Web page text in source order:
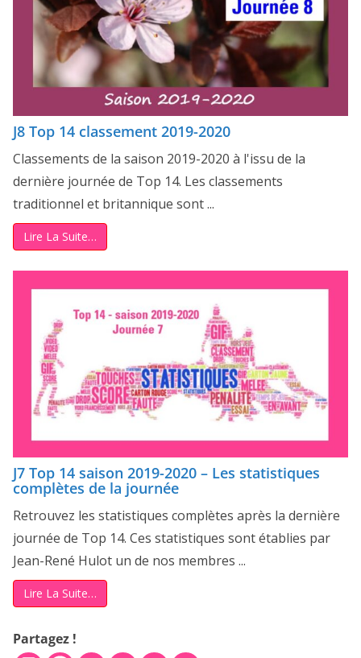
J8 Top 14 classement 2019-2020
Classements de la saison 2019-2020 à l'issu de la
dernière journée de Top 14. Les classements
traditionnel et britannique sont ...
Lire La Suite…
J7 Top 14 saison 2019-2020 – Les statistiques
complètes de la journée
Retrouvez les statistiques complètes après la dernière
journée de Top 14. Ces statistiques sont établies par
Jean-René Hulot un de nos membres ...
Lire La Suite…
Partagez !